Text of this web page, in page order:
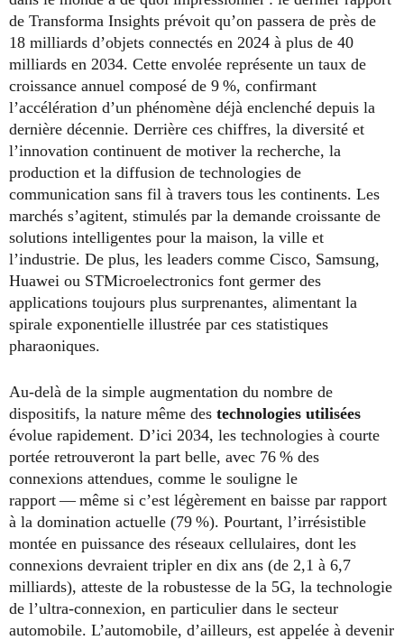
de Transforma Insights prévoit qu’on passera de près de
18 milliards d’objets connectés en 2024 à plus de 40
milliards en 2034. Cette envolée représente un taux de
croissance annuel composé de 9 %, confirmant
l’accélération d’un phénomène déjà enclenché depuis la
dernière décennie. Derrière ces chiffres, la diversité et
l’innovation continuent de motiver la recherche, la
production et la diffusion de technologies de
communication sans fil à travers tous les continents. Les
marchés s’agitent, stimulés par la demande croissante de
solutions intelligentes pour la maison, la ville et
l’industrie. De plus, les leaders comme Cisco, Samsung,
Huawei ou STMicroelectronics font germer des
applications toujours plus surprenantes, alimentant la
spirale exponentielle illustrée par ces statistiques
pharaoniques.
Au-delà de la simple augmentation du nombre de
dispositifs, la nature même des technologies utilisées
évolue rapidement. D’ici 2034, les technologies à courte
portée retrouveront la part belle, avec 76 % des
connexions attendues, comme le souligne le
rapport — même si c’est légèrement en baisse par rapport
à la domination actuelle (79 %). Pourtant, l’irrésistible
montée en puissance des réseaux cellulaires, dont les
connexions devraient tripler en dix ans (de 2,1 à 6,7
milliards), atteste de la robustesse de la 5G, la technologie
de l’ultra-connexion, en particulier dans le secteur
automobile. L’automobile, d’ailleurs, est appelée à devenir